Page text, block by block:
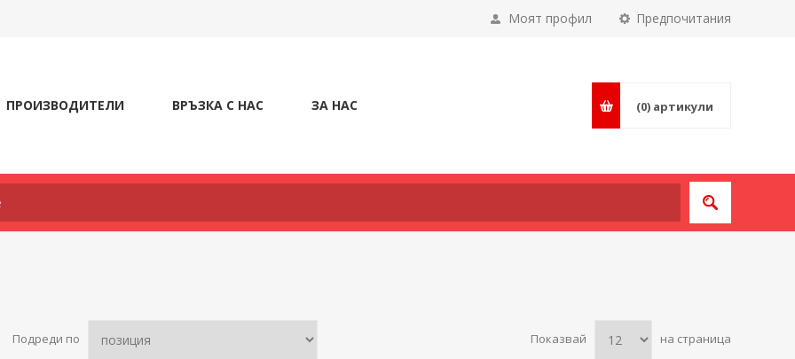
Предпочитания
Моят профил
ПРОИЗВОДИТЕЛИ ВРЪЗКА С НАС ЗА НАС (0) артикули
Подреди по Показвай на страница